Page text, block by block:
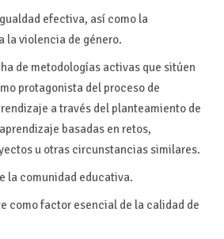
efectiva, así como la
la violencia de género.
de metodologías activas que sitúen
protagonista del proceso de
a través del planteamiento de
basadas en retos,
u otras circunstancias similares.
la comunidad educativa.
como factor esencial de la calidad de